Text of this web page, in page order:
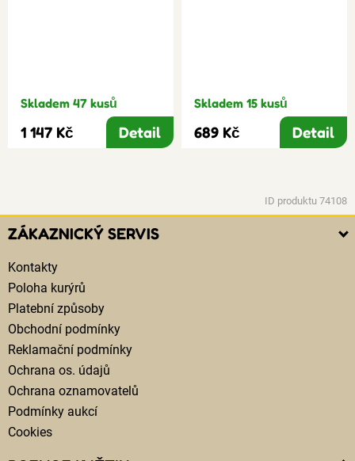
Skladem 47 kusů
1 147 Kč Detail
Skladem 15 kusů
689 Kč Detail
ID produktu 74108
ZÁKAZNICKÝ SERVIS
Kontakty
Poloha kurýrů
Platební způsoby
Obchodní podmínky
Reklamační podmínky
Ochrana os. údajů
Ochrana oznamovatelů
Podmínky aukcí
Cookies